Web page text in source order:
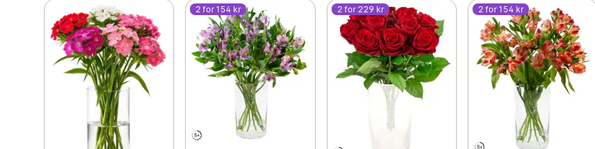
2 for 154 kr 2 for 229 kr 2 for 154 kr